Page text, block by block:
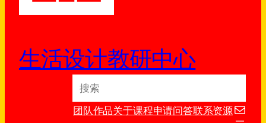
生活设计教研中心
a团队作品关于课程申请问答联系资源电子邮件